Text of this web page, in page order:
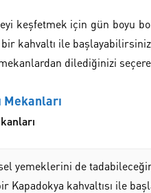
keşfetmek için gün boyu
kahvaltı ile
dilediğinizi
Mekanları
yemeklerini de
Kapadokya kahvaltısı ile